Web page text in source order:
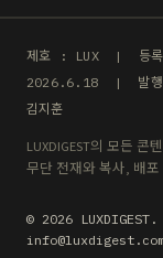
제호 : LUX | 등
2026.6.18 | 발행·
김지훈
LUXDIGEST의 모든
무단 전재와 복사, 배
© 2026
info@luxdigest.com